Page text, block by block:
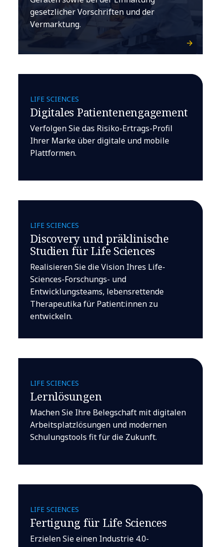
gesetzlicher Vorschriften und der
Vermarktung.
LIFE SCIENCES
Digitales Patientenengagement
Verfolgen Sie das Risiko-Ertrags-Profil
Ihrer Marke über digitale und mobile
Plattformen.
LIFE SCIENCES
Discovery und präklinische
Studien für Life Sciences
Realisieren Sie die Vision Ihres Life-
Sciences-Forschungs- und
Entwicklungsteams, lebensrettende
Therapeutika für Patient:innen zu
entwickeln.
LIFE SCIENCES
Lernlösungen
Machen Sie Ihre Belegschaft mit digitalen
Arbeitsplatzlösungen und modernen
Schulungstools fit für die Zukunft.
LIFE SCIENCES
Fertigung für Life Sciences
Erzielen Sie einen Industrie 4.0-